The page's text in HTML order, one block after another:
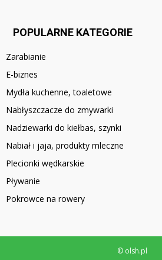
POPULARNE KATEGORIE
Zarabianie
E-biznes
Mydła kuchenne, toaletowe
Nabłyszczacze do zmywarki
Nadziewarki do kiełbas, szynki
Nabiał i jaja, produkty mleczne
Plecionki wędkarskie
Pływanie
Pokrowce na rowery
© olsh.pl